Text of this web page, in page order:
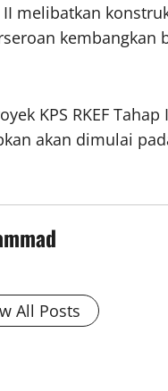
II melibatkan
KPS RKEF
akan dimulai
All Posts